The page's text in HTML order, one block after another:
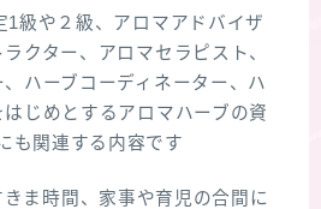
1級や２級、アロマアドバイザ
クター、アロマセラピスト、
ハーブコーディネーター、ハ
じめとするアロマハーブの資
も関連する内容です
ま時間、家事や育児の合間に